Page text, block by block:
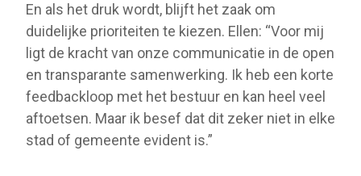
En als het druk wordt, blijft het zaak om
duidelijke prioriteiten te kiezen. Ellen: “Voor mij
ligt de kracht van onze communicatie in de open
en transparante samenwerking. Ik heb een korte
feedbackloop met het bestuur en kan heel veel
aftoetsen. Maar ik besef dat dit zeker niet in elke
stad of gemeente evident is.”